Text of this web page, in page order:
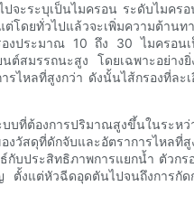
ะระบุเป็นไมครอน ระดับไมคร
ดยทั่วไปแล้วจะเพิ่มความต้านท
งประมาณ 10 ถึง 30 ไมครอนเ
สมรรถนะสูง โดยเฉพาะอย่าง
ไหลที่สูงกว่า ดังนั้นไส้กรองที่ล
บที่ต้องการปริมาณสูงขึ้นในระห
วัสดุที่ดักจับและอัตราการไหล
กับประสิทธิภาพการแยกน้ำ ตัว
ตั้งแต่หัวฉีดอุดตันไปจนถึงการกั